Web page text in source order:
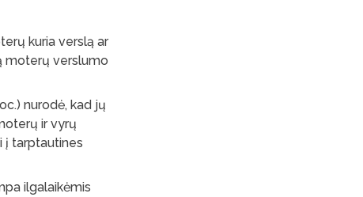
kuria verslą ar
moterų verslumo
nurodė, kad jų
ir vyrų
į tarptautines
ilgalaikėmis